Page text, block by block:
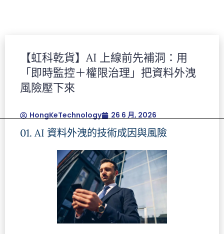
Lorem ipsum dolor sit amet, consectetur
adipiscing elit.Ut elit tellus, luctus nec
【虹科乾貨】AI 上線前先補洞：用
「即時監控＋權限治理」把資料外洩
風險壓下來​
HongKeTechnology 26 6 月, 2026
01. AI 資料外洩的技術成因與風險